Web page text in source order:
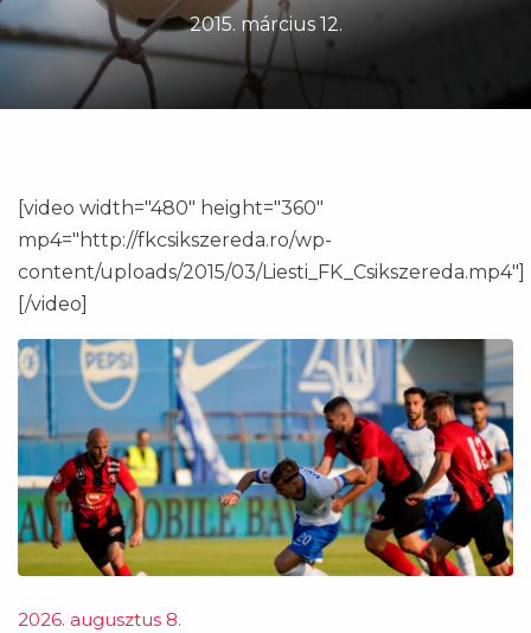
2015. március 12.
[video width="480" height="360"
mp4="http://fkcsikszereda.ro/wp-
content/uploads/2015/03/Liesti_FK_Csikszereda.mp4"]
[/video]
2026. augusztus 8.